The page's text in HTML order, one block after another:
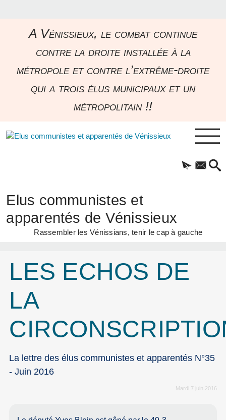
A Vénissieux, le combat continue
contre la droite installée à la
métropole et contre l’extrême-droite
qui a trois élus municipaux et un
métropolitain !!
Elus communistes et
apparentés de Vénissieux
Rassembler les Vénissians, tenir le cap à gauche
LES ECHOS DE
LA
La lettre des élus communistes et apparentés N°35
- Juin 2016
Mardi 7 juin 2016